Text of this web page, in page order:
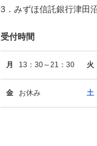
3．みずほ信託銀行津田
受付時間
月 13：30～21：30 火
金 お休み 土